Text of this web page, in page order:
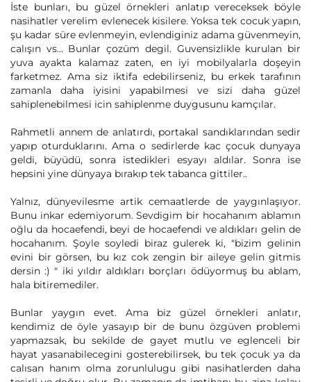
İste bunları, bu güzel örnekleri anlatıp vereceksek böyle
nasihatler verelim evlenecek kisilere. Yoksa tek cocuk yapın,
şu kadar süre evlenmeyin, evlendiginiz adama güvenmeyin,
calışın vs... Bunlar çozüm degil. Guvensizlikle kurulan bir
yuva ayakta kalamaz zaten, en iyi mobilyalarla doşeyin
farketmez. Ama siz iktifa edebilirseniz, bu erkek tarafının
zamanla daha iyisini yapabilmesi ve sizi daha güzel
sahiplenebilmesi icin sahiplenme duygusunu kamçılar.
Rahmetli annem de anlatırdı, portakal sandıklarından sedir
yapıp oturduklarını. Ama o sedirlerde kac çocuk dunyaya
geldi, büyüdü, sonra istedikleri esyayı aldılar. Sonra ise
hepsini yine dünyaya bırakıp tek tabanca gittiler..
Yalnız, dünyevilesme artik cemaatlerde de yaygınlaşıyor.
Bunu inkar edemiyorum. Sevdigim bir hocahanım ablamın
oğlu da hocaefendi, beyi de hocaefendi ve aldıkları gelin de
hocahanım. Şoyle soyledi biraz gulerek ki, "bizim gelinin
evini bir görsen, bu kız cok zengin bir aileye gelin gitmis
dersin :) " iki yıldır aldıkları borçları ödüyormuş bu ablam,
hala bitiremediler.
Bunlar yaygın evet. Ama biz güzel örnekleri anlatır,
kendimiz de öyle yasayıp bir de bunu özgüven problemi
yapmazsak, bu sekilde de gayet mutlu ve eglenceli bir
hayat yasanabilecegini gosterebilirsek, bu tek çocuk ya da
calısan hanım olma zorunlulugu gibi nasihatlerden daha